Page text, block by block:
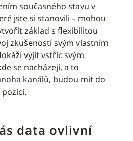
současného stavu v
jste si stanovili – mohou
základ s flexibilitou
zkušeností svým vlastním
vyjít vstříc svým
se nacházejí, a to
kanálů, budou mít do
data ovlivní